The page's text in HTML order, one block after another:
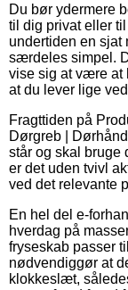
Du bør ydermere
til dig privat eller
undertiden en sjat
særdeles simpel.
vise sig at være at
at du lever lige
Fragttiden på
Dørgreb |
står og skal bruge
er det uden tvivl
ved det relevante
En hel del e-
hverdag på
fryseskab passer
nødvendiggør at
klokkeslæt,